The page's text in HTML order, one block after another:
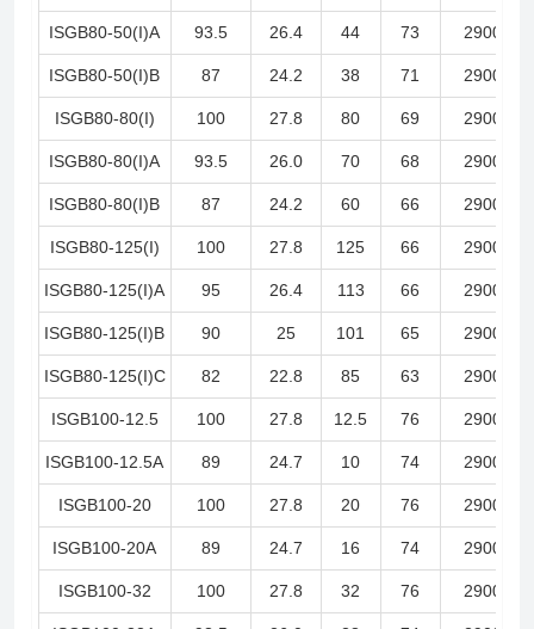
ISGB80-50(I)A 93.5 26.4 44 73 2900
ISGB80-50(I)B 87 24.2 38 71 2900
ISGB80-80(I) 100 27.8 80 69 2900
ISGB80-80(I)A 93.5 26.0 70 68 2900
ISGB80-80(I)B 87 24.2 60 66 2900
ISGB80-125(I) 100 27.8 125 66 2900
ISGB80-125(I)A 95 26.4 113 66 2900
ISGB80-125(I)B 90 25 101 65 2900
ISGB80-125(I)C 82 22.8 85 63 2900
ISGB100-12.5 100 27.8 12.5 76 2900
ISGB100-12.5A 89 24.7 10 74 2900
ISGB100-20 100 27.8 20 76 2900
ISGB100-20A 89 24.7 16 74 2900
ISGB100-32 100 27.8 32 76 2900